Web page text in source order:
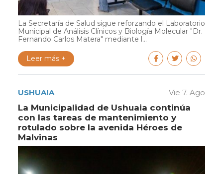
La Secretaría de Salud sigue reforzando el Laboratorio
Municipal de Análisis Clínicos y Biología Molecular "Dr.
Fernando Carlos Matera" mediante l...
Leer más +
USHUAIA Vie 7. Ago
La Municipalidad de Ushuaia continúa
con las tareas de mantenimiento y
rotulado sobre la avenida Héroes de
Malvinas